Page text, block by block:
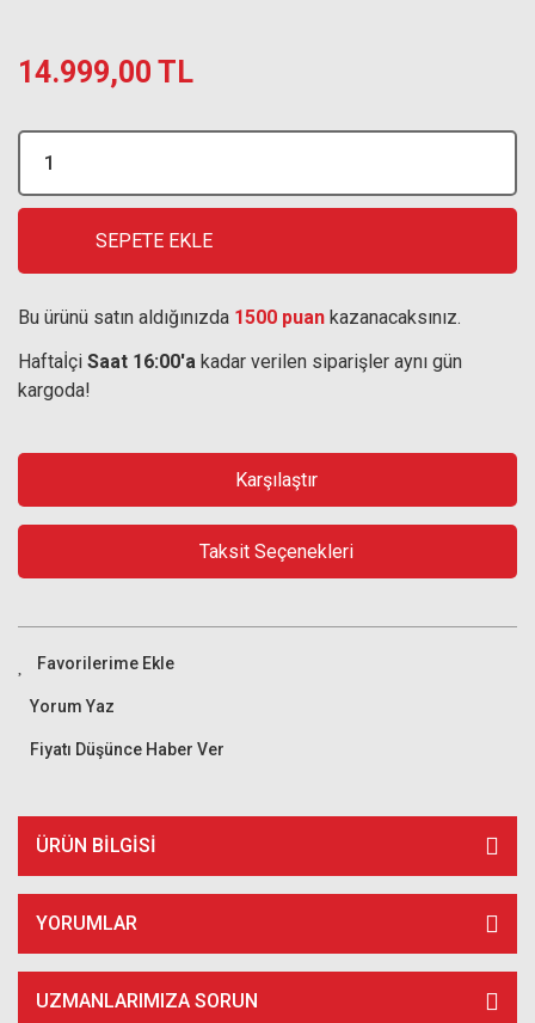
14.999,00 TL
SEPETE EKLE
Bu ürünü satın aldığınızda 1500 puan kazanacaksınız.
Haftaİçi Saat 16:00'a kadar verilen siparişler aynı gün
kargoda!
Karşılaştır
Taksit Seçenekleri
Yorum Yaz
Fiyatı Düşünce Haber Ver
ÜRÜN BILGISI
YORUMLAR
UZMANLARIMIZA SORUN